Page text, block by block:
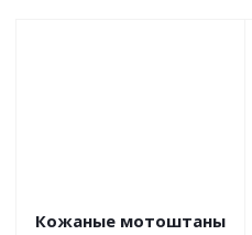
Кожаные мотоштаны